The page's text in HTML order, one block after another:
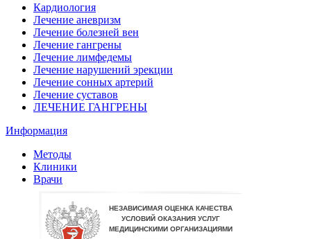
Кардиология
Лечение аневризм
Лечение болезней вен
Лечение гангрены
Лечение лимфедемы
Лечение нарушений эрекции
Лечение сонных артерий
Лечение суставов
ЛЕЧЕНИЕ ГАНГРЕНЫ
Информация
Методы
Клиники
Врачи